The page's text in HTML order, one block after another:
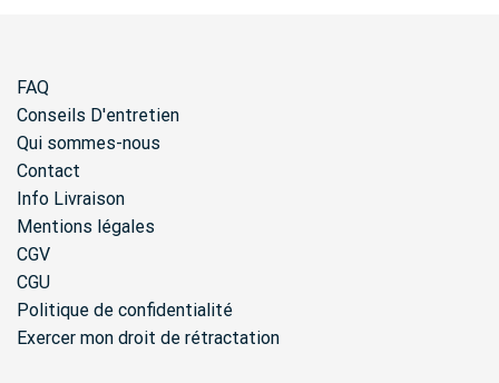
FAQ
Conseils D'entretien
Qui sommes-nous
Contact
Info Livraison
Mentions légales
CGV
CGU
Politique de confidentialité
Exercer mon droit de rétractation